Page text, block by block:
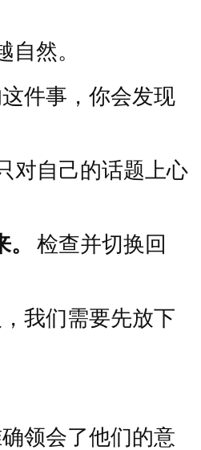
然。
件事，你会发现
对自己的话题上心
检查并切换回
我们需要先放下
领会了他们的意